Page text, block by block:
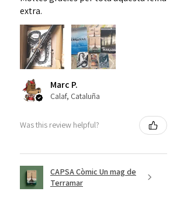
extra.
Marc P.
Calaf, Cataluña
Was this review helpful?
CAPSA Còmic Un mag de
Terramar